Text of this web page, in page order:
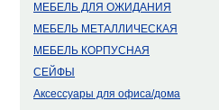
МЕБЕЛЬ ДЛЯ ОЖИДАНИЯ
МЕБЕЛЬ МЕТАЛЛИЧЕСКАЯ
МЕБЕЛЬ КОРПУСНАЯ
СЕЙФЫ
Аксессуары для офиса/дома